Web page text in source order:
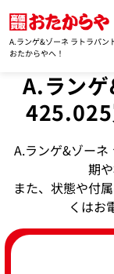
A.ランゲ&ゾーネ ラトラパ
おたからやへ！
A.ラン
A.ランゲ&ゾー
期
また、状態や付
くはお